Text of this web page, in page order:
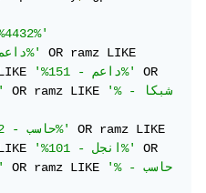
'%داعم - 221%'
LIKE '%داعم - 151%'
OR
OR ramz LIKE '%شبكا -
'%حاسب - 102%'
LIKE '%انجل - 101%'
OR
OR ramz LIKE '%حاسب -